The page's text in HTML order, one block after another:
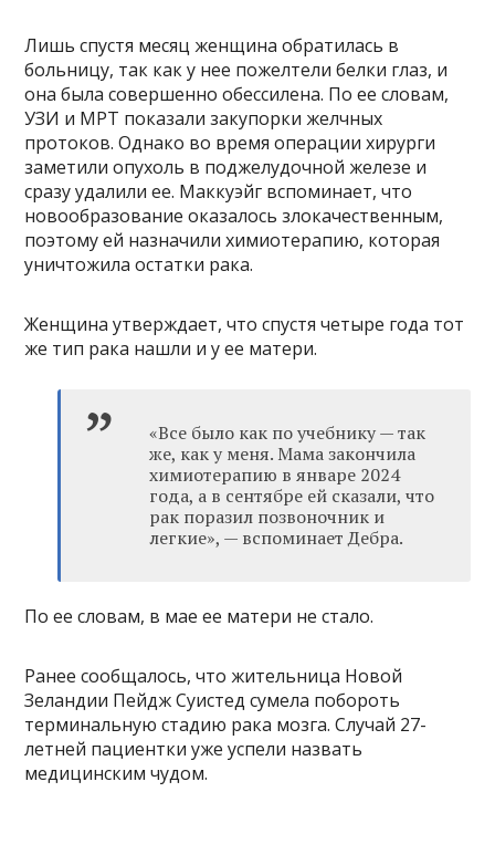
Лишь спустя месяц женщина обратилась в
больницу, так как у нее пожелтели белки глаз, и
она была совершенно обессилена. По ее словам,
УЗИ и МРТ показали закупорки желчных
протоков. Однако во время операции хирурги
заметили опухоль в поджелудочной железе и
сразу удалили ее. Маккуэйг вспоминает, что
новообразование оказалось злокачественным,
поэтому ей назначили химиотерапию, которая
уничтожила остатки рака.
Женщина утверждает, что спустя четыре года тот
же тип рака нашли и у ее матери.
«Все было как по учебнику — так
же, как у меня. Мама закончила
химиотерапию в январе 2024
года, а в сентябре ей сказали, что
рак поразил позвоночник и
легкие», — вспоминает Дебра.
По ее словам, в мае ее матери не стало.
Ранее сообщалось, что жительница Новой
Зеландии Пейдж Суистед сумела побороть
терминальную стадию рака мозга. Случай 27-
летней пациентки уже успели назвать
медицинским чудом.